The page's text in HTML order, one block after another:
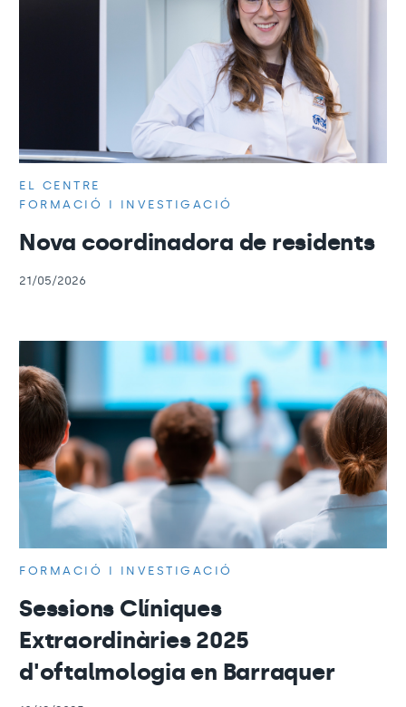
EL CENTRE
FORMACIÓ I INVESTIGACIÓ
Nova coordinadora de residents
21/05/2026
FORMACIÓ I INVESTIGACIÓ
Sessions Clíniques
Extraordinàries 2025
d'oftalmologia en Barraquer